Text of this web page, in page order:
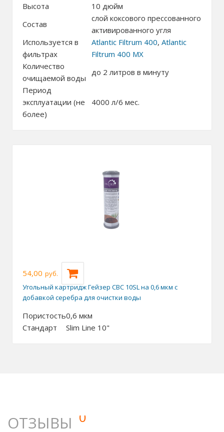
Высота
10 дюйм
Состав
слой коксового прессованного
активированного угля
Используется в
фильтрах
Atlantic Filtrum 400, Atlantic
Filtrum 400 MX
Количество
очищаемой воды
до 2 литров в минуту
Период
эксплуатации (не
более)
4000 л/6 мес.
54,00 руб.
Угольный картридж Гейзер СВС 10SL на 0,6 мкм c
добавкой серебра для очистки воды
Пористость0,6 мкм
Стандарт
Slim Line 10"
ОТЗЫВЫ 0